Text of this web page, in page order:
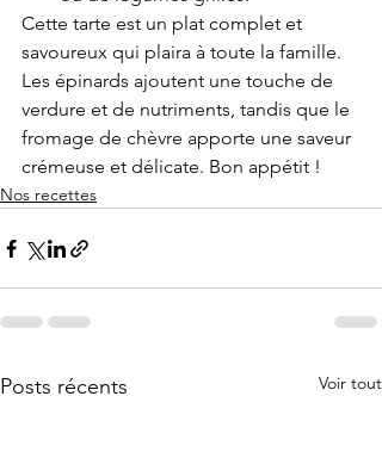
Cette tarte est un plat complet et
savoureux qui plaira à toute la famille.
Les épinards ajoutent une touche de
verdure et de nutriments, tandis que le
fromage de chèvre apporte une saveur
crémeuse et délicate. Bon appétit !
Nos recettes
Posts récents Voir tout